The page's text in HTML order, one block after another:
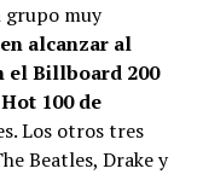
grupo muy
alcanzar al
el Billboard 200
100 de
Los otros tres
Beatles, Drake y